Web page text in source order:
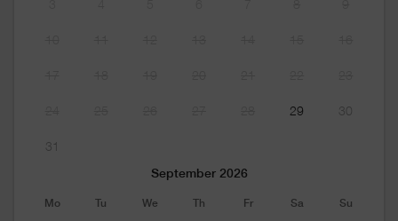
29 30
31
September 2026
Mo Tu We Th Fr Sa Su